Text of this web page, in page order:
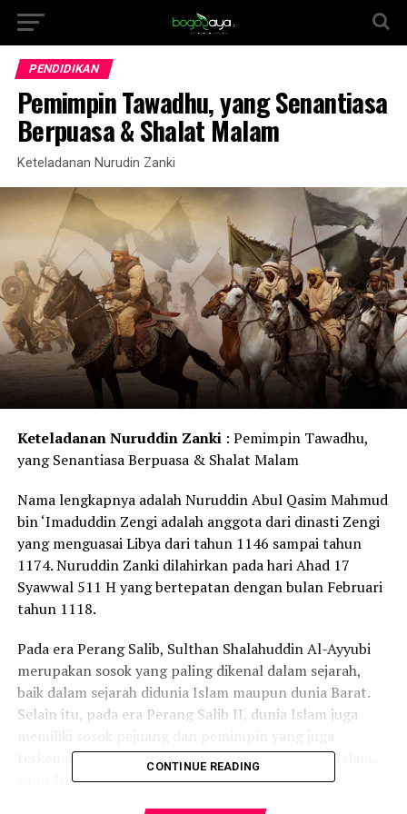
PENDIDIKAN
Pemimpin Tawadhu, yang Senantiasa
Berpuasa & Shalat Malam
Keteladanan Nurudin Zanki
Keteladanan Nuruddin Zanki: Pemimpin Tawadhu,
yang Senantiasa Berpuasa & Shalat Malam
Nama lengkapnya adalah Nuruddin Abul Qasim Mahmud
bin ‘Imaduddin Zengi adalah anggota dari dinasti Zengi
yang menguasai Libya dari tahun 1146 sampai tahun
1174. Nuruddin Zanki dilahirkan pada hari Ahad 17
Syawwal 511 H yang bertepatan dengan bulan Februari
tahun 1118.
Pada era Perang Salib, Sulthan Shalahuddin Al-Ayyubi
merupakan sosok yang paling dikenal dalam sejarah,
baik dalam sejarah didunia Islam maupun dunia Barat.
Selain itu, pada era Perang Salib II, dunia Islam juga
terkenal dengan kehebatannya sebagai pembela Islam,
yaitu Nuruddin Zanki (Nuruddin Zengi).
CONTINUE READING